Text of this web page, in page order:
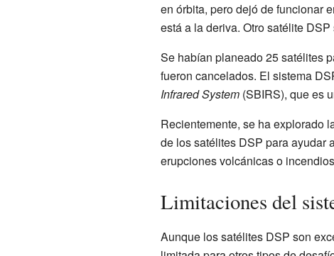
en órbita, pero dejó de funcionar
está a la deriva. Otro satélite
Se habían planeado 25 satélites
fueron cancelados. El sistema
Infrared System(SBIRS), que es
Recientemente, se ha explorado
de los satélites DSP para ayudar
erupciones volcánicas o
Limitaciones del
Aunque los satélites DSP son